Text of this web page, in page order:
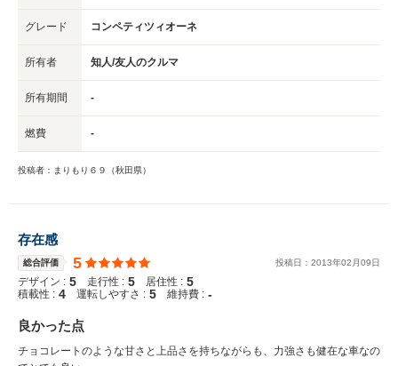
グレード コンペティツィオーネ
所有者 知人/友人のクルマ
所有期間 -
燃費 -
投稿者：まりもり６９（秋田県）
存在感
総合評価 5 投稿日： 2013年02 月09日
デザイン : 5 走行性 : 5 居住性 : 5
積載性 : 4 運転しやすさ : 5 維持費 : -
良かった点
チョコレートのような甘さと上品さを持ちながらも、力強さも健在な車なの